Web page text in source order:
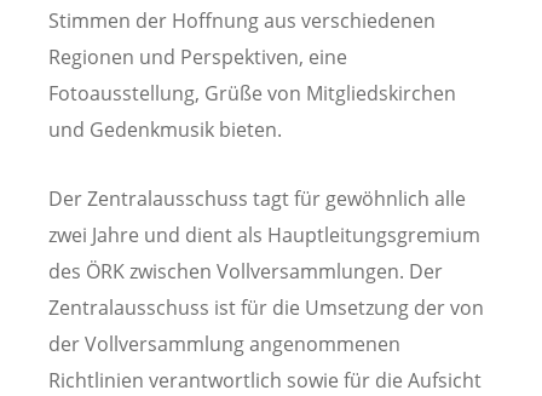
Stimmen der Hoffnung aus verschiedenen
Regionen und Perspektiven, eine
Fotoausstellung, Grüße von Mitgliedskirchen
und Gedenkmusik bieten.
Der Zentralausschuss tagt für gewöhnlich alle
zwei Jahre und dient als Hauptleitungsgremium
des ÖRK zwischen Vollversammlungen. Der
Zentralausschuss ist für die Umsetzung der von
der Vollversammlung angenommenen
Richtlinien verantwortlich sowie für die Aufsicht